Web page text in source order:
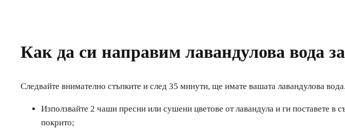
Как да си направим лавандулова вода
Следвайте внимателно стъпките и след 35 минути, ще имате вашата лавандулова вода.
Използвайте 2 чаши пресни или сушени цветове от лавандула и ги поставете в
покрито;